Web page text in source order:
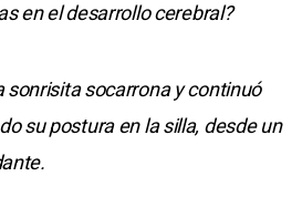
en el desarrollo cerebral?
sonrisita socarrona y continuó
su postura en la silla, desde un